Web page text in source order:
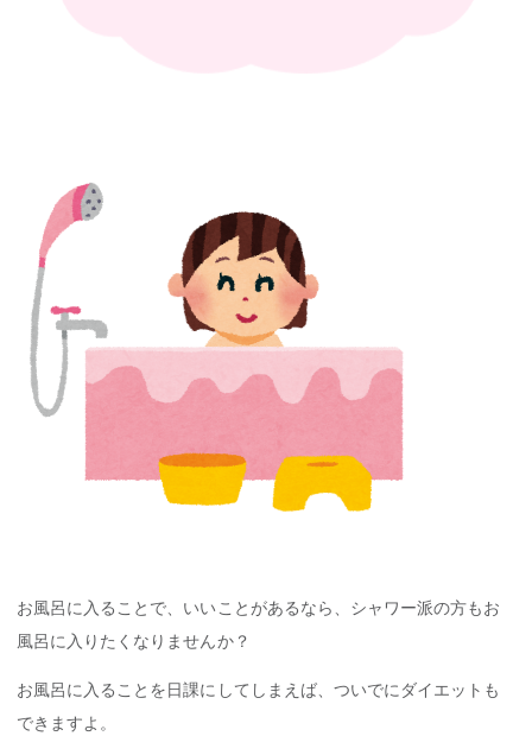
お風呂に入ることで、いいことがあるなら、シャワー派の方もお
風呂に入りたくなりませんか？
お風呂に入ることを日課にしてしまえば、ついでにダイエットも
できますよ。